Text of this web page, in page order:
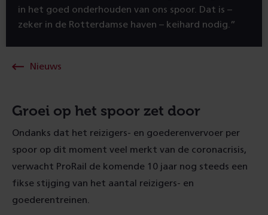
in het goed onderhouden van ons spoor. Dat is –
zeker in de Rotterdamse haven – keihard nodig.”
Nieuws
Groei op het spoor zet door
Ondanks dat het reizigers- en goederenvervoer per
spoor op dit moment veel merkt van de coronacrisis,
verwacht ProRail de komende 10 jaar nog steeds een
fikse stijging van het aantal reizigers- en
goederentreinen.